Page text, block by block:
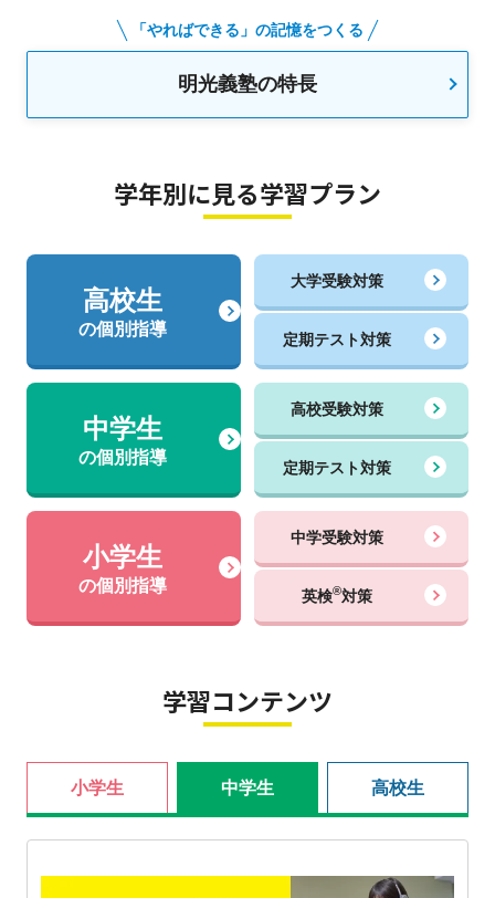
「やればできる」の記憶をつくる
明光義塾の特長
学年別に見る学習プラン
高校生
の個別指導
大学受験対策
定期テスト対策
中学生
の個別指導
高校受験対策
定期テスト対策
小学生
の個別指導
中学受験対策
英検®対策
学習コンテンツ
小学生 中学生 高校生